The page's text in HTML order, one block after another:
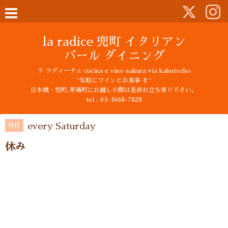
la radice 兜町 イタリアン
バール ダイニング
ラ ラディーチェ cucina e vino sakura via kabutocho
~気軽にワインとお食事 を~
日本橋・兜町,茅場町にお越しの際は是非お立ち寄り下さい。
tel : 03-3668-7828
休日 every Saturday
休み